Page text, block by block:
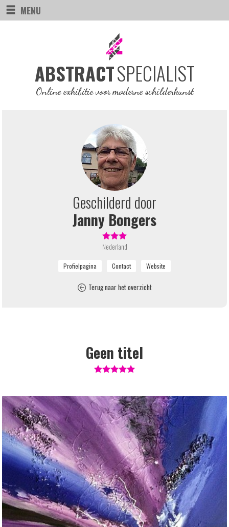
MENU
ABSTRACTSPECIALIST
Online exhibitie voor moderne schilderkunst
Geschilderd door
Janny Bongers
Nederland
Terug naar het overzicht
Geen titel